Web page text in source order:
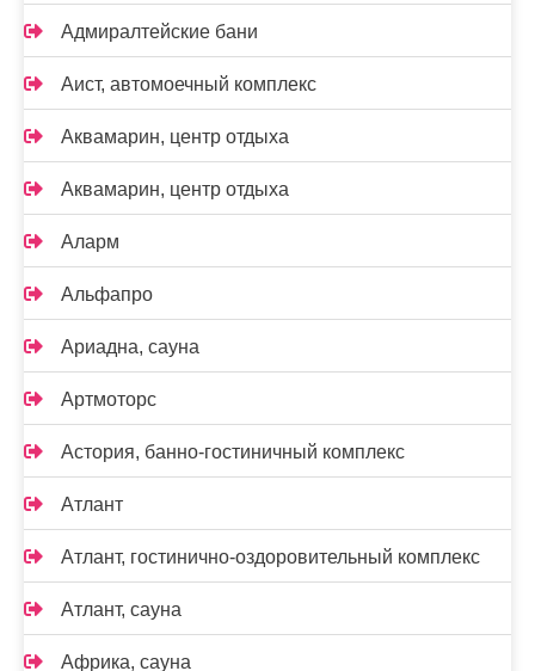
Адмиралтейские бани
Аист, автомоечный комплекс
Аквамарин, центр отдыха
Аквамарин, центр отдыха
Аларм
Альфапро
Ариадна, сауна
Артмоторс
Астория, банно-гостиничный комплекс
Атлант
Атлант, гостинично-оздоровительный комплекс
Атлант, сауна
Африка, сауна